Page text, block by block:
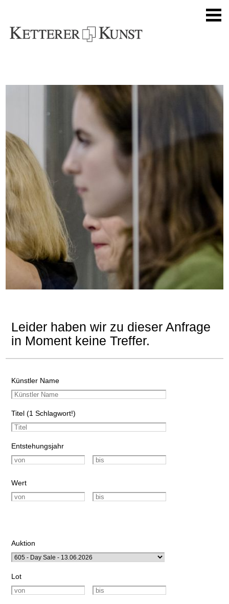
Leider haben wir zu dieser Anfrage
in Moment keine Treffer.
Künstler Name
Titel (1 Schlagwort!)
Entstehungsjahr
Wert
Auktion
Lot